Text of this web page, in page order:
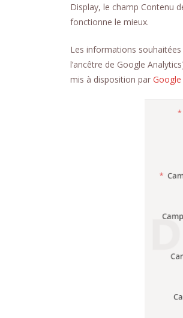
Display, le champ Contenu
fonctionne le mieux.
Les informations souhaitées
l’ancêtre de Google
mis à disposition par Google